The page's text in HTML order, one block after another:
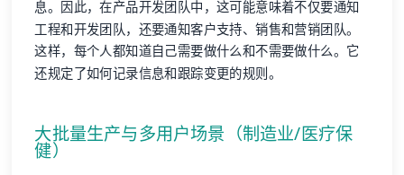
息。因此，在产品开发团队中，这可能意味着不仅要通知
工程和开发团队，还要通知客户支持、销售和营销团队。
这样，每个人都知道自己需要做什么和不需要做什么。它
还规定了如何记录信息和跟踪变更的规则。
大批量生产与多用户场景（制造业/医疗保
健）